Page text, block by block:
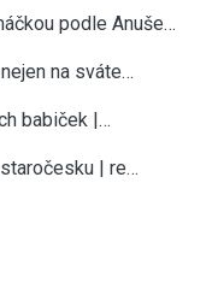
podle Anuše…
na sváte…
babiček |…
| re…